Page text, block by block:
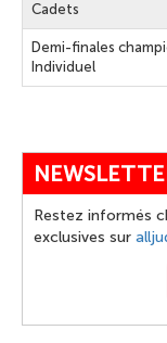
Cadets
Demi-finales
Individuel
Restez informés
exclusives sur